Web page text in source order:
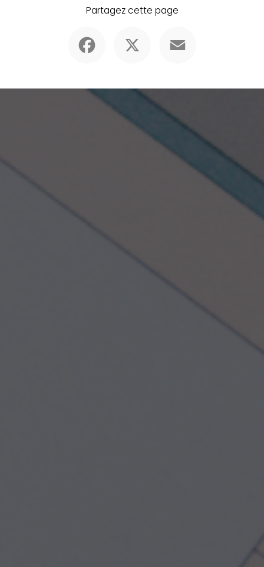
Partagez cette page